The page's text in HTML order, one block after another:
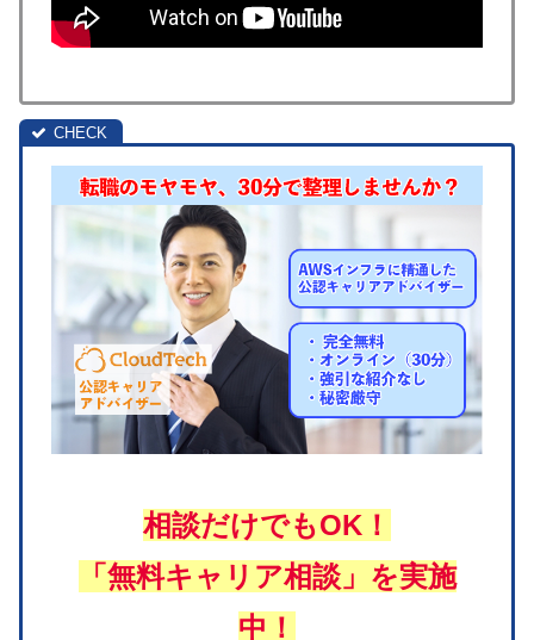
相談だけでもOK！
「無料キャリア相談」を実施
中！